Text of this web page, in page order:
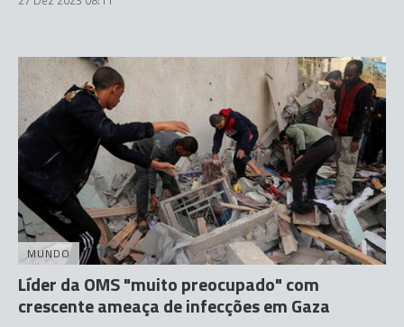
MUNDO
Líder da OMS "muito preocupado" com
crescente ameaça de infecções em Gaza